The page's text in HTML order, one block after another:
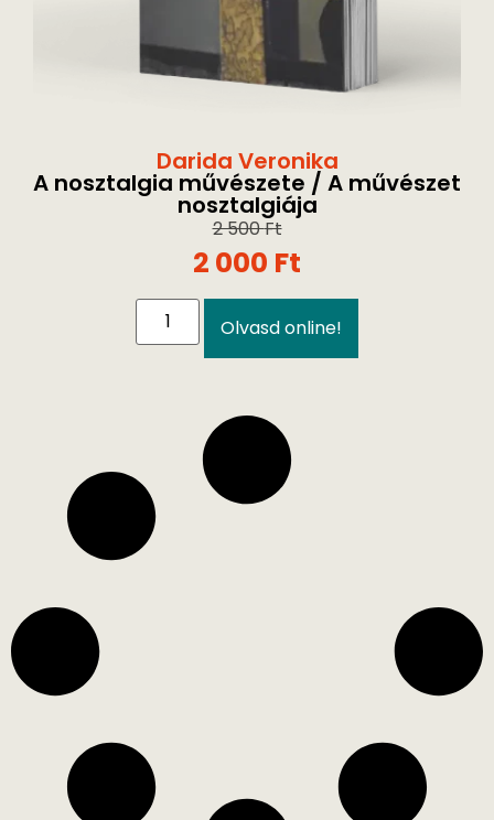
Darida Veronika
A nosztalgia művészete / A művészet
nosztalgiája
2 500Ft
2 000 Ft
Olvasd online!